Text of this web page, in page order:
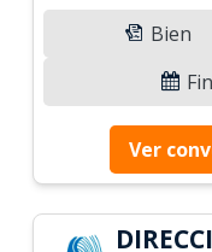
Bien
Ver